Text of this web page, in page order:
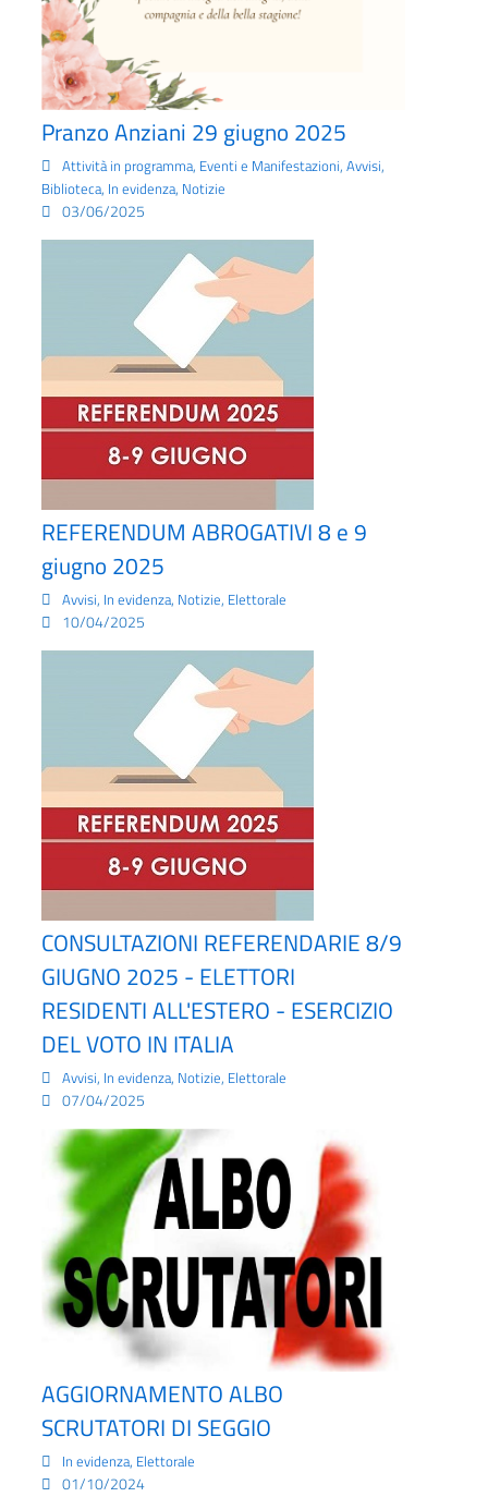
Pranzo Anziani 29 giugno 2025
Attività in programma, Eventi e Manifestazioni, Avvisi,
Biblioteca, In evidenza, Notizie
03/06/2025
REFERENDUM ABROGATIVI 8 e 9
giugno 2025
Avvisi, In evidenza, Notizie, Elettorale
10/04/2025
CONSULTAZIONI REFERENDARIE 8/9
GIUGNO 2025 - ELETTORI
RESIDENTI ALL'ESTERO - ESERCIZIO
DEL VOTO IN ITALIA
Avvisi, In evidenza, Notizie, Elettorale
07/04/2025
AGGIORNAMENTO ALBO
SCRUTATORI DI SEGGIO
In evidenza, Elettorale
01/10/2024